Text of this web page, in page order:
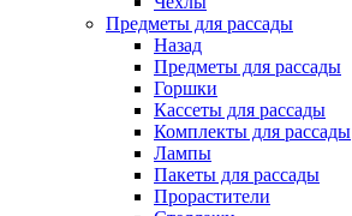
Предметы для рассады
Назад
Предметы для рассады
Горшки
Кассеты для рассады
Комплекты для рассады
Лампы
Пакеты для рассады
Прорастители